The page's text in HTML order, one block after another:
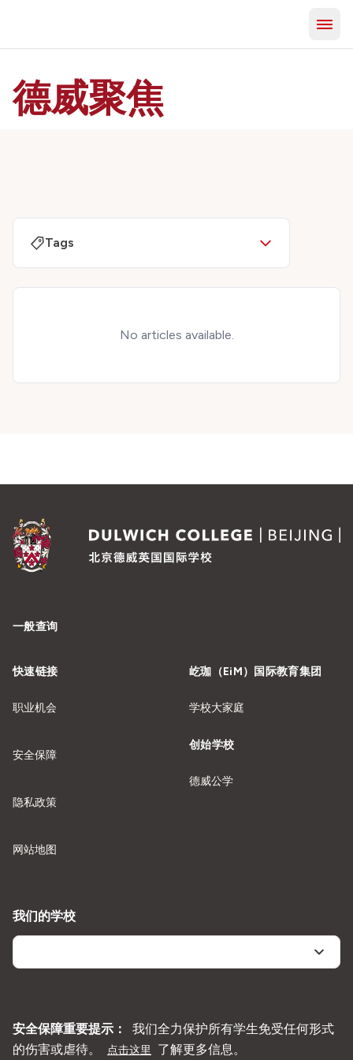
德威聚焦
Tags
No articles available.
一般查询
快速链接
职业机会
安全保障
隐私政策
网站地图
屹珈（EiM）国际教育集团
学校大家庭
创始学校
德威公学
我们的学校
安全保障重要提示：
我们全力保护所有学生免受任何形式
的伤害或虐待。
点击这里 了解更多信息。